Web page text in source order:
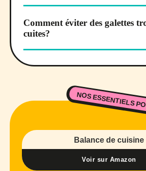
Comment éviter des galettes
cuites?
NOS ESSENTIELS
Balance de cuisine
Voir sur Amazon